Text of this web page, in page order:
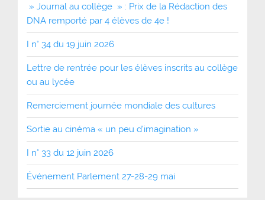
» Journal au collège » : Prix de la Rédaction des
DNA remporté par 4 élèves de 4e !
I n° 34 du 19 juin 2026
Lettre de rentrée pour les élèves inscrits au collège
ou au lycée
Remerciement journée mondiale des cultures
Sortie au cinéma « un peu d’imagination »
I n° 33 du 12 juin 2026
Événement Parlement 27-28-29 mai